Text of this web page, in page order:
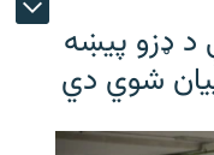
د ډزو پیښه